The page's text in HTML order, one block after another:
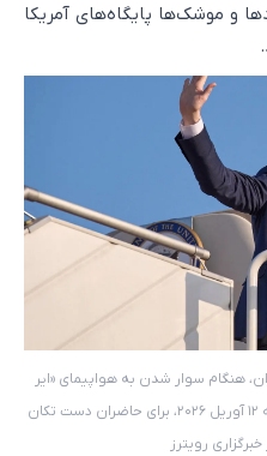
و موشک‌ها پایگاه‌های آمریکا
هنگام سوار شدن به هواپیمای «ایر
فورس تو» در اسلام‌آباد، پاکستان، یکشنبه ۱۲ آوریل ۲۰۲۶، برای حاضران دست تکان
رویترز